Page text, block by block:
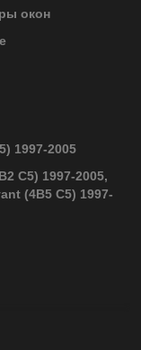
окон
1997-2005
C5) 1997-2005,
(4B5 C5) 1997-